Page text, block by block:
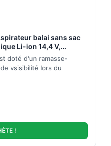
balai sans sac
Li-ion 14,4 V,
doté d'un ramasse-
vsisibilité lors du
!